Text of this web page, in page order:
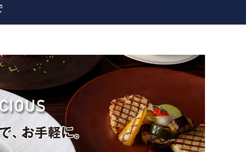
問
約
ーポリシー
に関する法律
お気に入りブランド
最近チェックしたアイテム